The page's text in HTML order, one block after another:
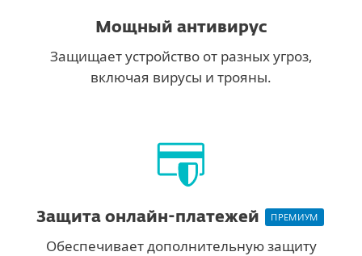
Мощный антивирус
Защищает устройство от разных угроз,
включая вирусы и трояны.
Защита онлайн-платежей ПРЕМИУМ
Обеспечивает дополнительную защиту